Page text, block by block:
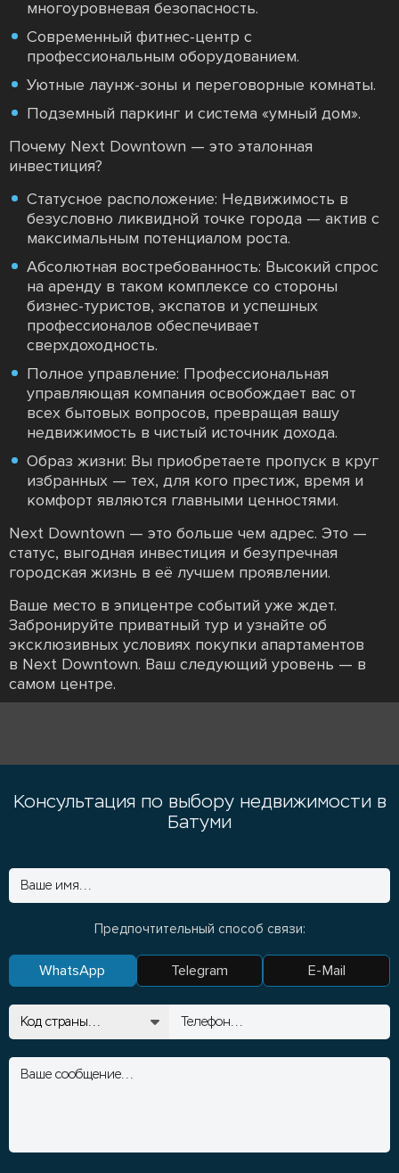
многоуровневая безопасность.
Современный фитнес-центр с
профессиональным оборудованием.
Уютные лаунж-зоны и переговорные комнаты.
Подземный паркинг и система «умный дом».
Почему Next Downtown — это эталонная
инвестиция?
Статусное расположение: Недвижимость в
безусловно ликвидной точке города — актив с
максимальным потенциалом роста.
Абсолютная востребованность: Высокий спрос
на аренду в таком комплексе со стороны
бизнес-туристов, экспатов и успешных
профессионалов обеспечивает
сверхдоходность.
Полное управление: Профессиональная
управляющая компания освобождает вас от
всех бытовых вопросов, превращая вашу
недвижимость в чистый источник дохода.
Образ жизни: Вы приобретаете пропуск в круг
избранных — тех, для кого престиж, время и
комфорт являются главными ценностями.
Next Downtown — это больше чем адрес. Это —
статус, выгодная инвестиция и безупречная
городская жизнь в её лучшем проявлении.
Ваше место в эпицентре событий уже ждет.
Забронируйте приватный тур и узнайте об
эксклюзивных условиях покупки апартаментов
в Next Downtown. Ваш следующий уровень — в
самом центре.
Консультация по выбору недвижимости в
Батуми
Предпочтительный способ связи:
WhatsApp Telegram E-Mail